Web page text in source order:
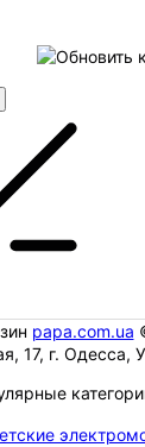
papa.com.ua
17, г. Одесса,